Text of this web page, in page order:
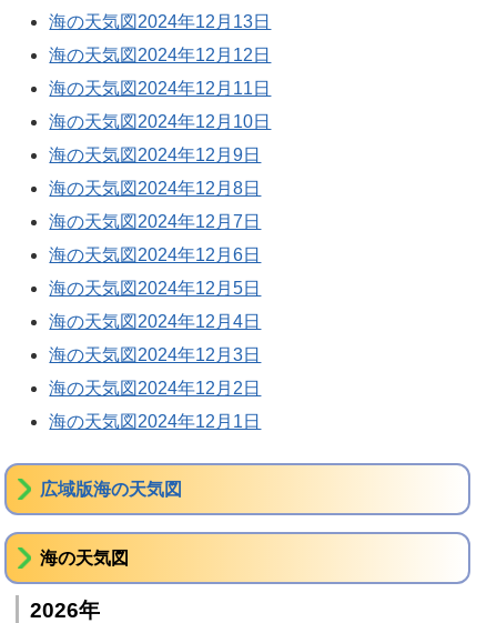
海の天気図2024年12月13日
海の天気図2024年12月12日
海の天気図2024年12月11日
海の天気図2024年12月10日
海の天気図2024年12月9日
海の天気図2024年12月8日
海の天気図2024年12月7日
海の天気図2024年12月6日
海の天気図2024年12月5日
海の天気図2024年12月4日
海の天気図2024年12月3日
海の天気図2024年12月2日
海の天気図2024年12月1日
広域版海の天気図
海の天気図
2026年